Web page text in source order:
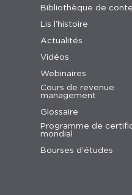
Bibliothèque de
Lis l’histoire
Actualités
Vidéos
Webinaires
Cours de revenue
management
Glossaire
Programme de
mondial
Bourses d’études